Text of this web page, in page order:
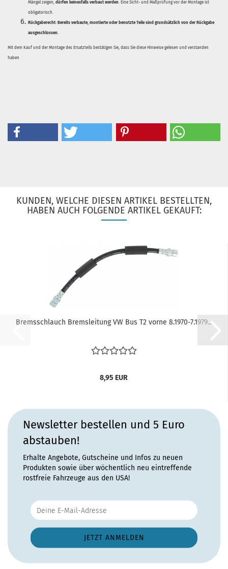
Mängel zeigen, dürfen keinesfalls verbaut werden. Eine Sicht- und Maßprüfung vor der Montage ist
obligatorisch.
Rückgaberecht: Bereits verbaute, montierte oder benutzte Teile sind grundsätzlich von der Rückgabe
ausgeschlossen.
Mit dem Kauf und der Montage des Ersatzteils bestätigen Sie, dass Sie diese Hinweise gelesen und verstanden
haben
KUNDEN, WELCHE DIESEN ARTIKEL BESTELLTEN,
HABEN AUCH FOLGENDE ARTIKEL GEKAUFT:
Bremsschlauch Bremsleitung VW Bus T2 vorne 8.1970-7.1979...
8,95 EUR
Newsletter bestellen und 5 Euro
abstauben!
Erhalte Angebote, Gutscheine und Infos zu neuen
Produkten sowie über wöchentlich neu eintreffende
rostfreie Fahrzeuge aus den USA!